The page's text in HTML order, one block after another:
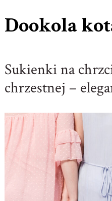
Dookola
Sukienki na
chrzestnej –